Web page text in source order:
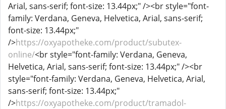
Arial, sans-serif; font-size: 13.44px;" /><br style="font-
family: Verdana, Geneva, Helvetica, Arial, sans-serif;
font-size: 13.44px;"
/>https://oxyapotheke.com/product/subutex-
online/<br style="font-family: Verdana, Geneva,
Helvetica, Arial, sans-serif; font-size: 13.44px;" /><br
style="font-family: Verdana, Geneva, Helvetica, Arial,
sans-serif; font-size: 13.44px;"
/>https://oxyapotheke.com/product/tramadol-